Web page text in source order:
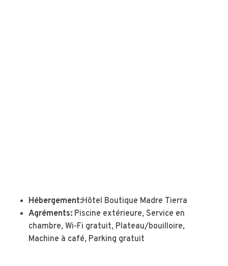
Hébergement:Hôtel Boutique Madre Tierra
Agréments: Piscine extérieure, Service en
chambre, Wi-Fi gratuit, Plateau/bouilloire,
Machine à café, Parking gratuit